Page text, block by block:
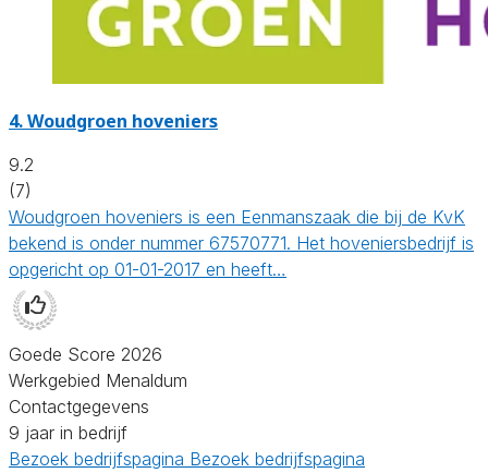
4.Woudgroen hoveniers
9.2
(7)
Woudgroen hoveniers is een Eenmanszaak die bij de KvK
bekend is onder nummer 67570771. Het hoveniersbedrijf is
opgericht op 01-01-2017 en heeft…
Goede Score 2026
Werkgebied Menaldum
Contactgegevens
9 jaar in bedrijf
Bezoek bedrijfspagina Bezoek bedrijfspagina